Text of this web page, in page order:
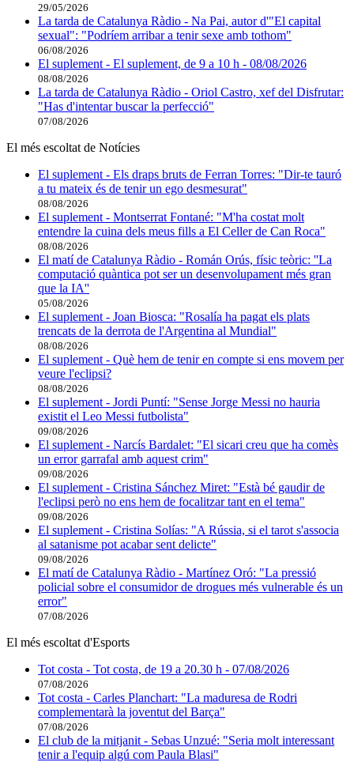
29/05/2026
La tarda de Catalunya Ràdio - Na Pai, autor d'"El capital
sexual": "Podríem arribar a tenir sexe amb tothom"
06/08/2026
El suplement - El suplement, de 9 a 10 h - 08/08/2026
08/08/2026
La tarda de Catalunya Ràdio - Oriol Castro, xef del Disfrutar:
"Has d'intentar buscar la perfecció"
07/08/2026
El més escoltat de Notícies
El suplement - Els draps bruts de Ferran Torres: "Dir-te tauró
a tu mateix és de tenir un ego desmesurat"
08/08/2026
El suplement - Montserrat Fontané: "M'ha costat molt
entendre la cuina dels meus fills a El Celler de Can Roca"
08/08/2026
El matí de Catalunya Ràdio - Román Orús, físic teòric: ''La
computació quàntica pot ser un desenvolupament més gran
que la IA''
05/08/2026
El suplement - Joan Biosca: "Rosalía ha pagat els plats
trencats de la derrota de l'Argentina al Mundial"
08/08/2026
El suplement - Què hem de tenir en compte si ens movem per
veure l'eclipsi?
08/08/2026
El suplement - Jordi Puntí: "Sense Jorge Messi no hauria
existit el Leo Messi futbolista"
09/08/2026
El suplement - Narcís Bardalet: "El sicari creu que ha comès
un error garrafal amb aquest crim"
09/08/2026
El suplement - Cristina Sánchez Miret: "Està bé gaudir de
l'eclipsi però no ens hem de focalitzar tant en el tema"
09/08/2026
El suplement - Cristina Solías: "A Rússia, si el tarot s'associa
al satanisme pot acabar sent delicte"
09/08/2026
El matí de Catalunya Ràdio - Martínez Oró: "La pressió
policial sobre el consumidor de drogues més vulnerable és un
error"
07/08/2026
El més escoltat d'Esports
Tot costa - Tot costa, de 19 a 20.30 h - 07/08/2026
07/08/2026
Tot costa - Carles Planchart: "La maduresa de Rodri
complementarà la joventut del Barça"
07/08/2026
El club de la mitjanit - Sebas Unzué: "Seria molt interessant
tenir a l'equip algú com Paula Blasi"